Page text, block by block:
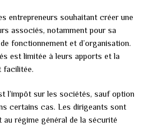
entrepreneurs souhaitant créer une
associés, notamment pour sa
fonctionnement et d’organisation.
est limitée à leurs apports et la
facilitée.
l’impôt sur les sociétés, sauf option
certains cas. Les dirigeants sont
régime général de la sécurité